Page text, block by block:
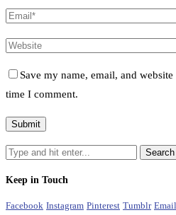
Save my name, email, and
time I comment.
Keep in Touch
Facebook Instagram Pinterest Tumblr Email